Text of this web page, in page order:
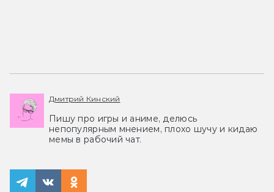
Дмитрий Кинский
Пишу про игры и аниме, делюсь
непопулярным мнением, плохо шучу и кидаю
мемы в рабочий чат.